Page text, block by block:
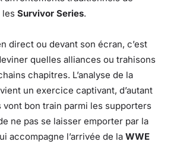
les Survivor Series.
direct ou devant son écran, c’est
quelles alliances ou trahisons
chapitres. L’analyse de la
un exercice captivant, d’autant
bon train parmi les supporters
ne pas se laisser emporter par la
accompagne l’arrivée de la WWE